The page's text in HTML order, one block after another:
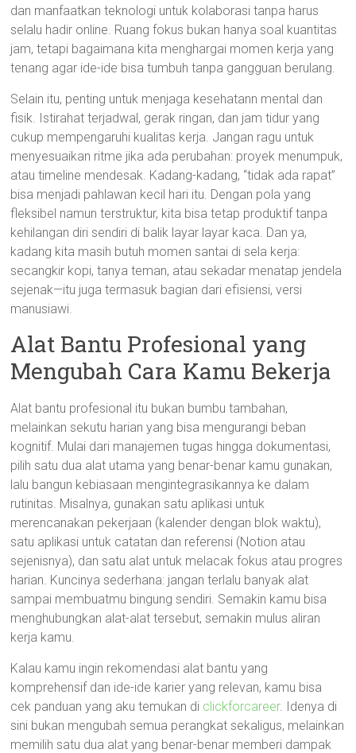
dan manfaatkan teknologi untuk kolaborasi tanpa harus
selalu hadir online. Ruang fokus bukan hanya soal kuantitas
jam, tetapi bagaimana kita menghargai momen kerja yang
tenang agar ide-ide bisa tumbuh tanpa gangguan berulang.
Selain itu, penting untuk menjaga kesehatann mental dan
fisik. Istirahat terjadwal, gerak ringan, dan jam tidur yang
cukup mempengaruhi kualitas kerja. Jangan ragu untuk
menyesuaikan ritme jika ada perubahan: proyek menumpuk,
atau timeline mendesak. Kadang-kadang, “tidak ada rapat”
bisa menjadi pahlawan kecil hari itu. Dengan pola yang
fleksibel namun terstruktur, kita bisa tetap produktif tanpa
kehilangan diri sendiri di balik layar layar kaca. Dan ya,
kadang kita masih butuh momen santai di sela kerja:
secangkir kopi, tanya teman, atau sekadar menatap jendela
sejenak—itu juga termasuk bagian dari efisiensi, versi
manusiawi.
Alat Bantu Profesional yang
Mengubah Cara Kamu Bekerja
Alat bantu profesional itu bukan bumbu tambahan,
melainkan sekutu harian yang bisa mengurangi beban
kognitif. Mulai dari manajemen tugas hingga dokumentasi,
pilih satu dua alat utama yang benar-benar kamu gunakan,
lalu bangun kebiasaan mengintegrasikannya ke dalam
rutinitas. Misalnya, gunakan satu aplikasi untuk
merencanakan pekerjaan (kalender dengan blok waktu),
satu aplikasi untuk catatan dan referensi (Notion atau
sejenisnya), dan satu alat untuk melacak fokus atau progres
harian. Kuncinya sederhana: jangan terlalu banyak alat
sampai membuatmu bingung sendiri. Semakin kamu bisa
menghubungkan alat-alat tersebut, semakin mulus aliran
kerja kamu.
Kalau kamu ingin rekomendasi alat bantu yang
komprehensif dan ide-ide karier yang relevan, kamu bisa
cek panduan yang aku temukan di clickforcareer. Idenya di
sini bukan mengubah semua perangkat sekaligus, melainkan
memilih satu dua alat yang benar-benar memberi dampak